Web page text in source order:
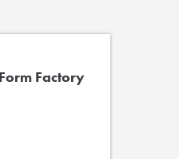
Factory